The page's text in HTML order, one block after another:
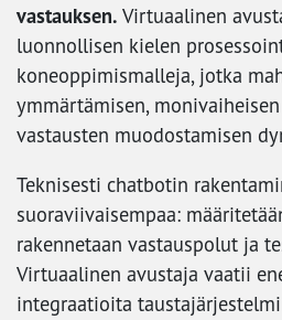
vastauksen. Virtuaalinen
luonnollisen kielen
koneoppimismalleja, jotka
ymmärtämisen,
vastausten muodostamisen
Teknisesti chatbotin
suoraviivaisempaa:
rakennetaan vastauspolut ja
Virtuaalinen avustaja vaatii
integraatioita